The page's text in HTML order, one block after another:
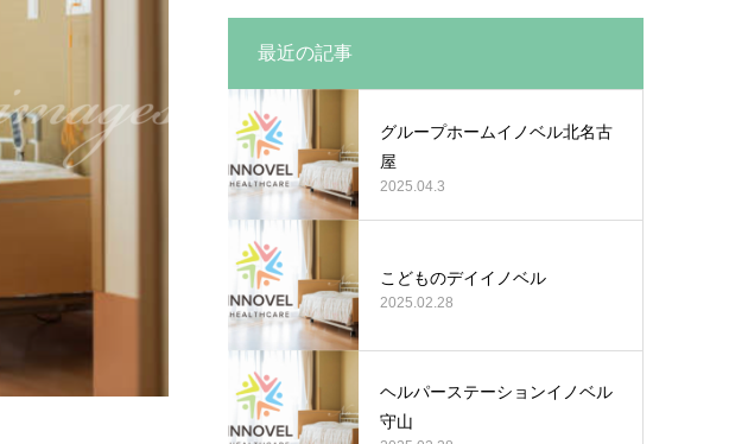
最近の記事
グループホームイノベル北名古
屋
2025.04.3
こどものデイイノベル
2025.02.28
ヘルパーステーションイノベル
守山